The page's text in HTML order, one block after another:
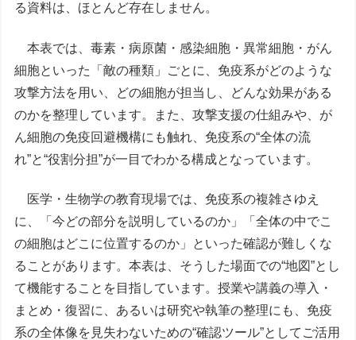
る資料は、ほとんど存在しません。
本表では、毒素・病原菌・感染細胞・異常細胞・がん
細胞といった「敵の種類」ごとに、免疫系がどのような
攻撃方法を用い、どの細胞が担当し、どんな効果がある
のかを整理しています。また、攻撃支援の仕組みや、が
ん細胞の免疫回避機構にも触れ、免疫系の“全体の流
れ”と“役割分担”が一目でわかる構成となっています。
医学・生物学の教育現場では、免疫系の複雑さゆえ
に、「今どの部分を説明しているのか」「全体の中でこ
の細胞はどこに位置するのか」といった確認が難しくな
ることがあります。本表は、そうした場面での“地図”とし
て機能することを目指しています。授業や講義の導入・
まとめ・復習に、あるいは研究や執筆の整理にも、免疫
系の全体像を見失わないための“確認ツール”としてご活用